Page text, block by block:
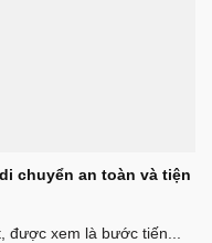
chuyển an toàn và tiện
được xem là bước tiến...